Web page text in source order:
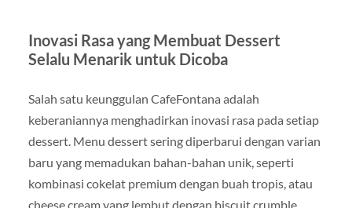
Inovasi Rasa yang Membuat Dessert
Selalu Menarik untuk Dicoba
Salah satu keunggulan CafeFontana adalah
keberaniannya menghadirkan inovasi rasa pada setiap
dessert. Menu dessert sering diperbarui dengan varian
baru yang memadukan bahan-bahan unik, seperti
kombinasi cokelat premium dengan buah tropis, atau
cheese cream yang lembut dengan biscuit crumble